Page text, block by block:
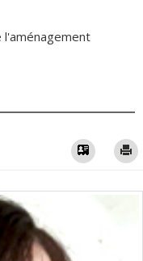
l'aménagement
Vcard